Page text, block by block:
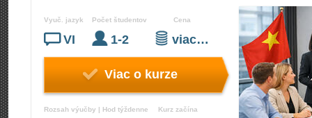
Vyuč. jazyk
VI
Počet študentov
1-2
Cena
viac…
Viac o kurze
Rozsah výučby | Hod týždenne Kurz začína